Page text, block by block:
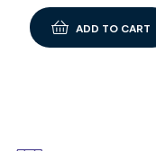
ADD TO CART